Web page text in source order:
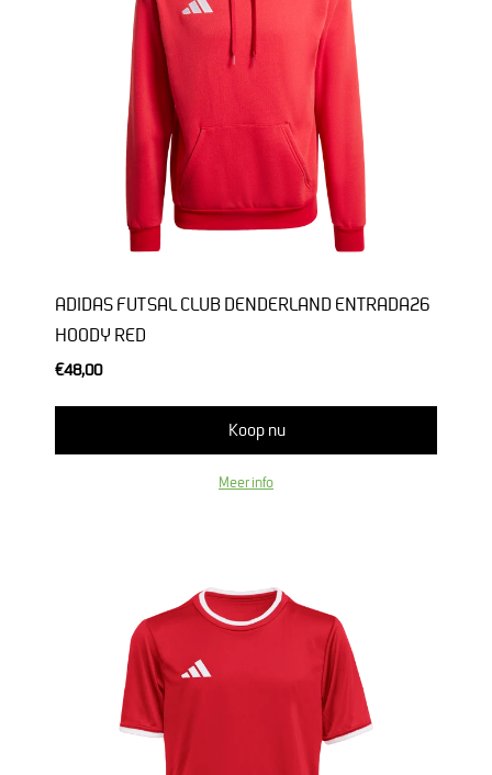
ADIDAS FUTSAL CLUB DENDERLAND ENTRADA26
HOODY RED
€48,00
Koop nu
Meer info